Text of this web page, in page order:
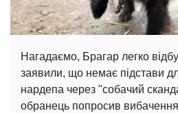
Нагадаємо, Брагар легко
заявили, що немає підстави
нардепа через "собачий
обранець попросив